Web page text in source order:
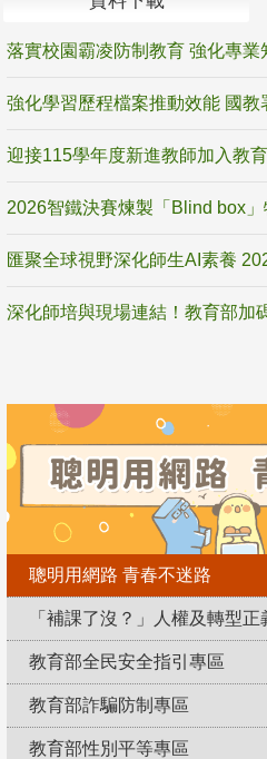
落實校園霸凌防制教育 強化專業
2026智鐵決賽煉製「Blind box
聰明用網路 青春不迷路
「補課了沒？」人權及轉型正
教育部全民安全指引專區
教育部詐騙防制專區
教育部性別平等專區